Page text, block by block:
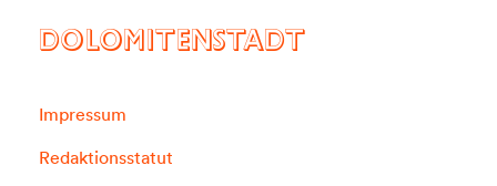
DOLOMITENSTADT
Impressum
Redaktionsstatut